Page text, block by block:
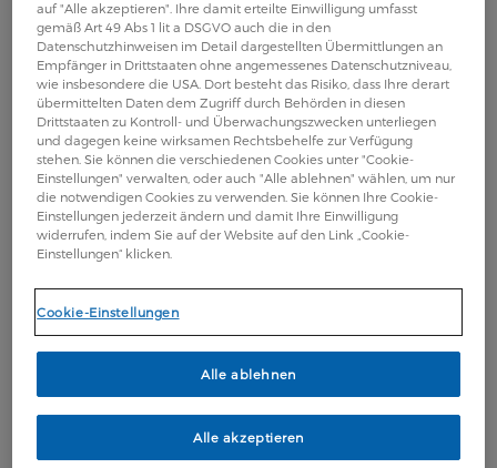
schmerzende Gelenke
Veränderungen an den Nägeln (Nagelpsoriasis)
schuppige (psoriatische) Hautveränderungen
Wurstfinger und Wurstzehen.
Manchmal sind die Gelenke gerötet und/oder
geschwollen.
Die entzündlichen Prozesse betreffen
meist die
Fingergelenke
Zehengelenke
auf "Alle akzeptieren". Ihre damit erteilte Einwilligung umfasst
gemäß Art 49 Abs 1 lit a DSGVO auch die in den
Datenschutzhinweisen im Detail dargestellten Übermittlungen an
Empfänger in Drittstaaten ohne angemessenes Datenschutzniveau,
wie insbesondere die USA. Dort besteht das Risiko, dass Ihre derart
übermittelten Daten dem Zugriff durch Behörden in diesen
Drittstaaten zu Kontroll- und Überwachungszwecken unterliegen
und dagegen keine wirksamen Rechtsbehelfe zur Verfügung
stehen. Sie können die verschiedenen Cookies unter "Cookie-
Einstellungen" verwalten, oder auch "Alle ablehnen" wählen, um nur
die notwendigen Cookies zu verwenden. Sie können Ihre Cookie-
Einstellungen jederzeit ändern und damit Ihre Einwilligung
widerrufen, indem Sie auf der Website auf den Link „Cookie-
Einstellungen“ klicken.
Cookie-Einstellungen
Alle ablehnen
Alle akzeptieren